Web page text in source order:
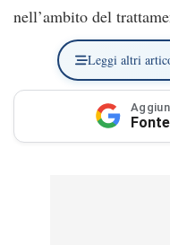
nell’ambito del
Leggi altri